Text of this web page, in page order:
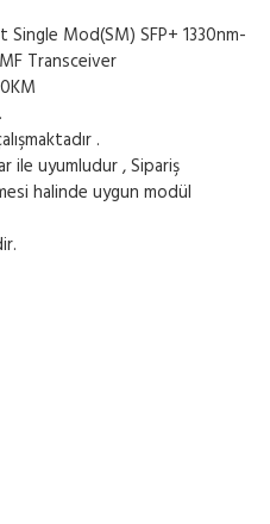
Single Mod(SM) SFP+ 1330nm-
Transceiver
.
ile uyumludur , Sipariş
halinde uygun modül